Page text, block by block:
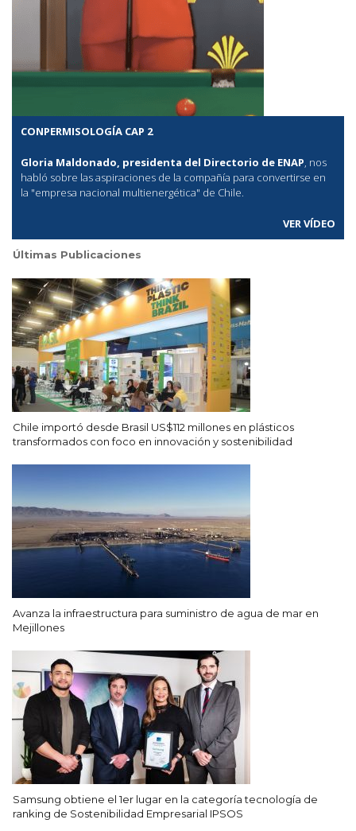
CONPERMISOLOGÍA CAP 2
Gloria Maldonado, presidenta del Directorio de ENAP , nos
habló sobre las aspiraciones de la compañía para convertirse en
la "empresa nacional multienergética" de Chile.
VER VÍDEO
Últimas Publicaciones
Chile importó desde Brasil US$112 millones en plásticos
transformados con foco en innovación y sostenibilidad
Avanza la infraestructura para suministro de agua de mar en
Mejillones
Samsung obtiene el 1er lugar en la categoría tecnología de
ranking de Sostenibilidad Empresarial IPSOS